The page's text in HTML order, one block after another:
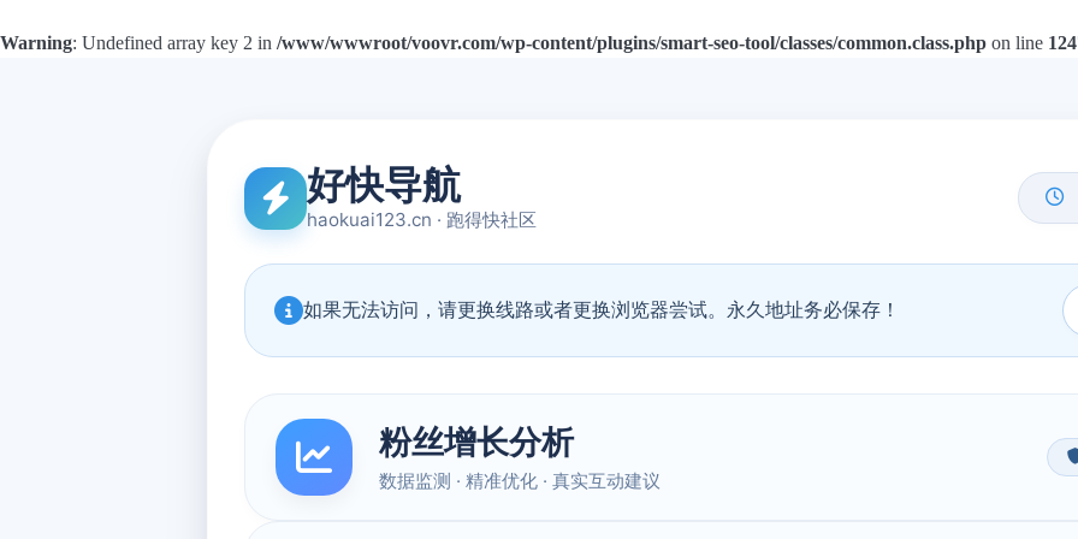
Warning: Undefined array key 2 in /www/wwwroot/voovr.com/wp-content/plugins/smart-seo-tool/classes/common.class.php on line